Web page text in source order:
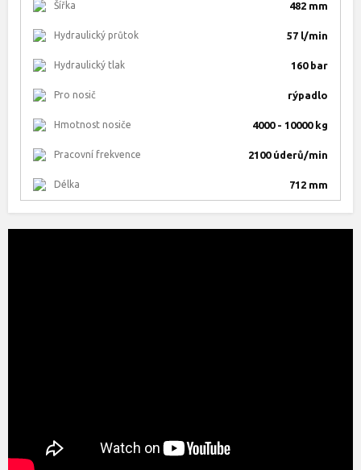
Šířka 482 mm
Hydraulický průtok 57 l/min
Hydraulický tlak 160 bar
Pro nosič rýpadlo
Hmotnost nosiče 4000 - 10000 kg
Pracovní frekvence 2100 úderů/min
Délka 712 mm